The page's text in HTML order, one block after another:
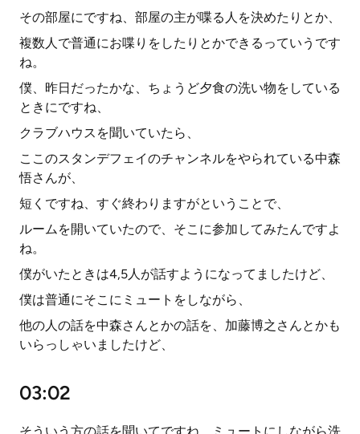
その部屋にですね、部屋の主が喋る人を決めたりとか、
複数人で普通にお喋りをしたりとかできるっていうです
ね。
僕、昨日だったかな、ちょうど夕食の洗い物をしている
ときにですね、
クラブハウスを聞いていたら、
ここのスタンデフェイのチャンネルをやられている中森
悟さんが、
短くですね、すぐ終わりますがということで、
ルームを開いていたので、そこに参加してみたんですよ
ね。
僕がいたときは4,5人が話すようになってましたけど、
僕は普通にそこにミュートをしながら、
他の人の話を中森さんとかの話を、加藤博之さんとかも
いらっしゃいましたけど、
03:02